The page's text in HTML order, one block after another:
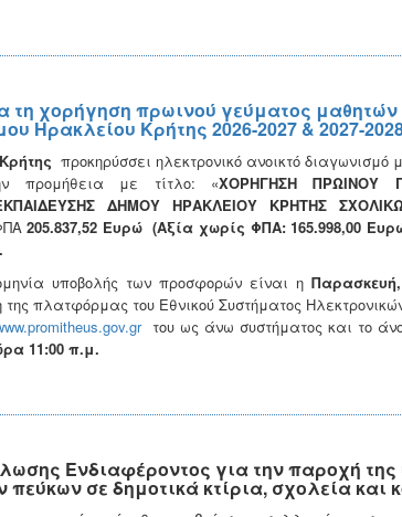
τη χορήγηση πρωινού γεύματος
Ηρακλείου Κρήτης 2026-2027 & 2027-
προκηρύσσει ηλεκτρονικό ανοικτό
προμήθεια με τίτλο: «ΧΟΡΗΓΗΣΗ ΠΡΩΙΝΟΥ
ΔΗΜΟΥ ΗΡΑΚΛΕΙΟΥ ΚΡΗΤΗΣ
205.837,52 Ευρώ (Αξία χωρίς ΦΠΑ: 165.998,00
υποβολής των προσφορών είναι η
της πλατφόρμας του Εθνικού Συστήματος
του ως άνω συστήματος και το
11:00 π.μ.
Ενδιαφέροντος για την παροχή
πεύκων σε δημοτικά κτίρια, σχολεία και